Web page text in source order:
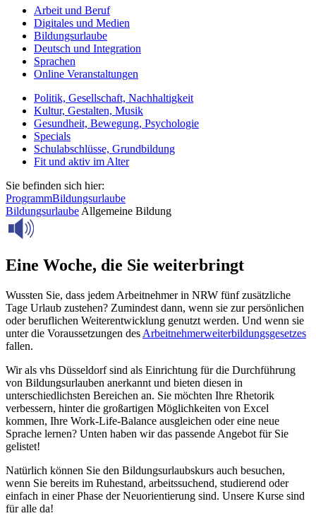
Arbeit und Beruf
Digitales und Medien
Bildungsurlaube
Deutsch und Integration
Sprachen
Online Veranstaltungen
Politik, Gesellschaft, Nachhaltigkeit
Kultur, Gestalten, Musik
Gesundheit, Bewegung, Psychologie
Specials
Schulabschlüsse, Grundbildung
Fit und aktiv im Alter
Sie befinden sich hier:
ProgrammBildungsurlaube
Bildungsurlaube Allgemeine Bildung
Eine Woche, die Sie weiterbringt
Wussten Sie, dass jedem Arbeitnehmer in NRW fünf zusätzliche
Tage Urlaub zustehen? Zumindest dann, wenn sie zur persönlichen
oder beruflichen Weiterentwicklung genutzt werden. Und wenn sie
unter die Voraussetzungen des Arbeitnehmerweiterbildungsgesetzes
fallen.
Wir als vhs Düsseldorf sind als Einrichtung für die Durchführung
von Bildungsurlauben anerkannt und bieten diesen in
unterschiedlichsten Bereichen an. Sie möchten Ihre Rhetorik
verbessern, hinter die großartigen Möglichkeiten von Excel
kommen, Ihre Work-Life-Balance ausgleichen oder eine neue
Sprache lernen? Unten haben wir das passende Angebot für Sie
gelistet!
Natürlich können Sie den Bildungsurlaubskurs auch besuchen,
wenn Sie bereits im Ruhestand, arbeitssuchend, studierend oder
einfach in einer Phase der Neuorientierung sind. Unsere Kurse sind
für alle da!